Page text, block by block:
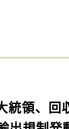
統領、回